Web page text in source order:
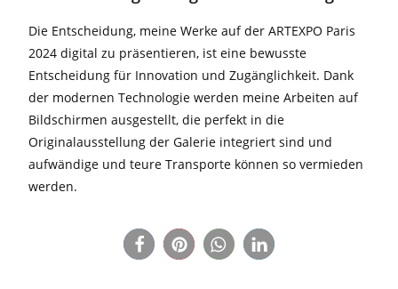
Die Entscheidung, meine Werke auf der ARTEXPO Paris
2024 digital zu präsentieren, ist eine bewusste
Entscheidung für Innovation und Zugänglichkeit. Dank
der modernen Technologie werden meine Arbeiten auf
Bildschirmen ausgestellt, die perfekt in die
Originalausstellung der Galerie integriert sind und
aufwändige und teure Transporte können so vermieden
werden.